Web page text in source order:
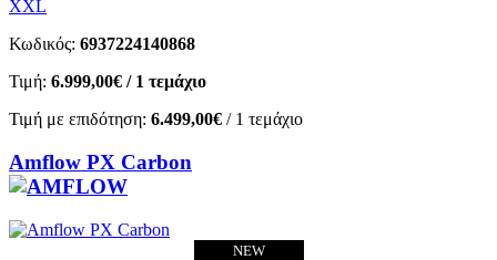
XXL
Κωδικός: 6937224140868
Τιμή: 6.999,00€ / 1 τεμάχιο
Τιμή με επιδότηση: 6.499,00€ / 1 τεμάχιο
Amflow PX Carbon
NEW